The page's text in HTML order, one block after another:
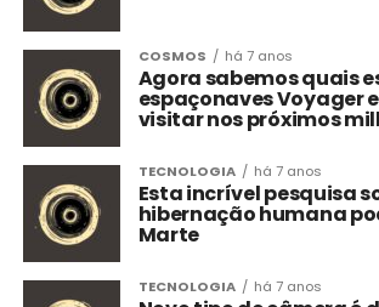
COSMOS há 7 anos
Agora sabemos quais
espaçonaves Voyager
visitar nos próximos
TECNOLOGIA há 7 anos
Esta incrível pesquisa
hibernação humana
Marte
TECNOLOGIA há 7 anos